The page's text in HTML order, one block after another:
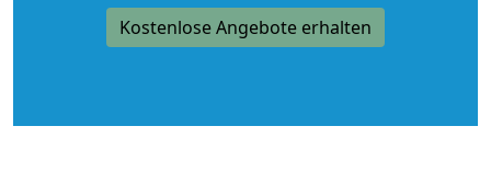
Kostenlose Angebote erhalten